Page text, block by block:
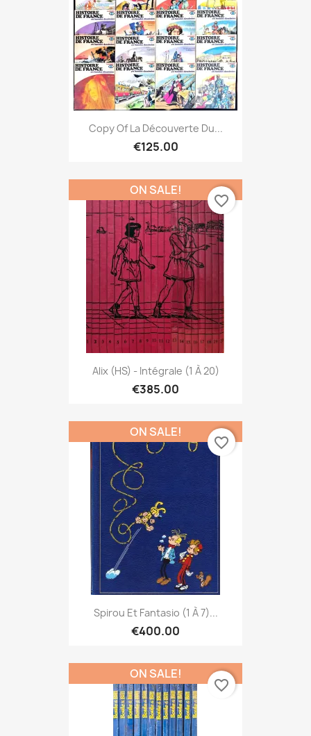
Copy Of La Découverte Du...
€125.00
Alix (HS) - Intégrale (1 À 20)
€385.00
ON SALE!
favorite_border
Spirou Et Fantasio (1 À 7)...
€400.00
ON SALE!
favorite_border
ON SALE!
favorite_border